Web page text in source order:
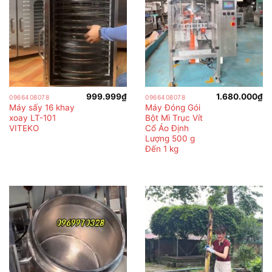
0966408078
Máy sấy 16 khay
xoay LT-101
VITEKO
999.999₫ 0966408078
Máy Đóng Gói
Bột Mì Trục Vít
Cổ Áo Định
Lượng 500 g
Đến 1 kg
1.680.000₫